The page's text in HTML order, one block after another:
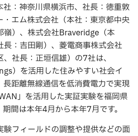
社：神奈川県横浜市、社長：徳重敦
・エム株式会社（本社：東京都中央
嶺）、株式会社Braveridge（本
長：吉田剛）、菱電商事株式会社
、社長：正垣信雄）の7社は、
）を活用した住みやすい社会イ
長距離無線通信を低消費電力で実現
」を活用した実証実験を福岡県
間は本年4月から本年7月です。
験フィールドの調整や提供などの面